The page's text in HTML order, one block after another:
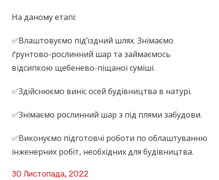
На даному етапі:
✅Влаштовуємо під’їздний шлях. Знімаємо
ґрунтово-рослинний шар та займаємось
відсипкою щебенево-піщаної суміші.
✅Здійснюємо виніс осей будівництва в натурі.
✅Знімаємо рослинний шар з під плями забудови.
✅Виконуємо підготовчі роботи по облаштуванню
інженерних робіт, необхідних для будівництва.
30 Листопада, 2022